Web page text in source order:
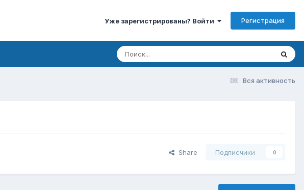
Уже зарегистрированы? Войти Регистрация
Вся активность
Share Подписчики 0